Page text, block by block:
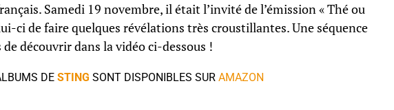
Samedi 19 novembre, il était l’invité de l’émission « Thé ou
ci de faire quelques révélations très croustillantes. Une séquence
découvrir dans la vidéo ci-dessous !
DE STING SONT DISPONIBLES SUR AMAZON